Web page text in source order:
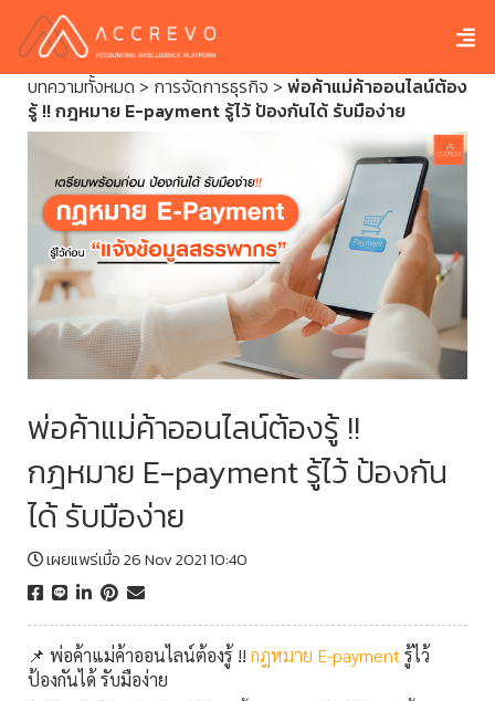
บทความทั้งหมด > การจัดการธุรกิจ > พ่อค้าแม่ค้าออนไลน์ต้อง
รู้ !! กฎหมาย E-payment รู้ไว้ ป้องกันได้ รับมือง่าย
พ่อค้าแม่ค้าออนไลน์ต้องรู้ !!
กฎหมาย E-payment รู้ไว้ ป้องกัน
ได้ รับมือง่าย
เผยแพร่เมื่อ 26 Nov 2021 10:40
📌 พ่อค้าแม่ค้าออนไลน์ต้องรู้ !! กฎหมาย E-paymentรู้ไว้
ป้องกันได้ รับมือง่าย